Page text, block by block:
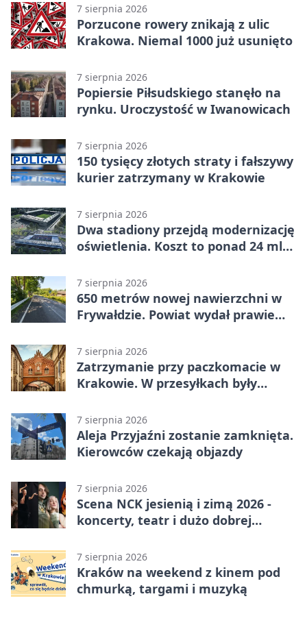
7 sierpnia 2026
Porzucone rowery znikają z ulic
Krakowa. Niemal 1000 już usunięto
7 sierpnia 2026
Popiersie Piłsudskiego stanęło na
rynku. Uroczystość w Iwanowicach
7 sierpnia 2026
150 tysięcy złotych straty i fałszywy
kurier zatrzymany w Krakowie
7 sierpnia 2026
Dwa stadiony przejdą modernizację
oświetlenia. Koszt to ponad 24 mln
7 sierpnia 2026
650 metrów nowej nawierzchni w
Frywałdzie. Powiat wydał prawie
7 sierpnia 2026
Zatrzymanie przy paczkomacie w
Krakowie. W przesyłkach były
7 sierpnia 2026
Aleja Przyjaźni zostanie zamknięta.
Kierowców czekają objazdy
7 sierpnia 2026
Scena NCK jesienią i zimą 2026 -
koncerty, teatr i dużo dobrej
7 sierpnia 2026
Kraków na weekend z kinem pod
chmurką, targami i muzyką